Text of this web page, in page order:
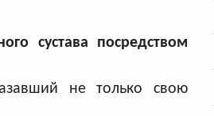
сустава посредством
не только свою